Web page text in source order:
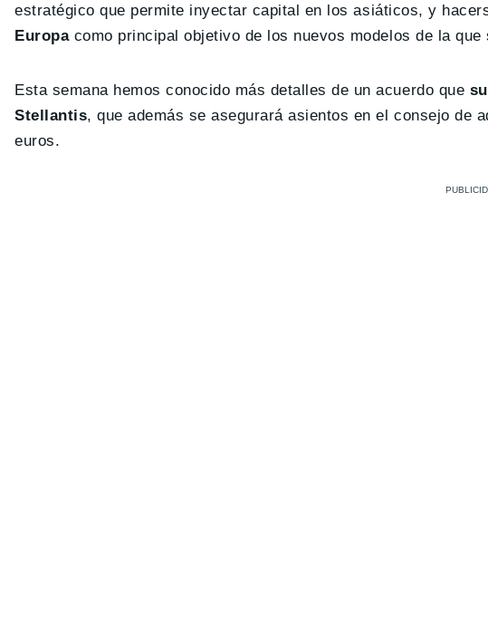
estratégico que permite inyectar capital en los asiáticos, y
Europacomo principal objetivo de los nuevos modelos de la que
Esta semana hemos conocido más detalles de un acuerdo que
Stellantis, que además se asegurará asientos en el consejo de
euros.